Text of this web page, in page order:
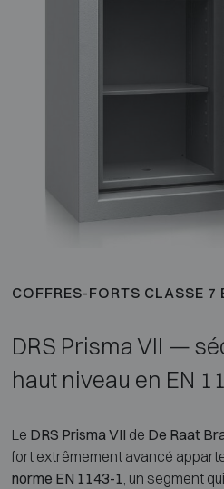
COFFRES-FORTS CLASSE 7
DRS Prisma VII —
haut niveau en EN
Le DRS Prisma VII de De Raat
fort extrêmement avancé
norme EN 1143-1 , un segment